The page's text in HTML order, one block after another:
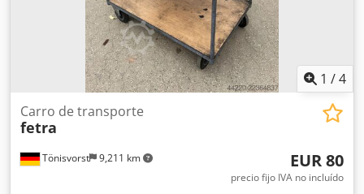
1 /4
Tönisvorst 9,211 km
Carro de transporte
fetra
EUR 80
precio fijo IVA no incluído